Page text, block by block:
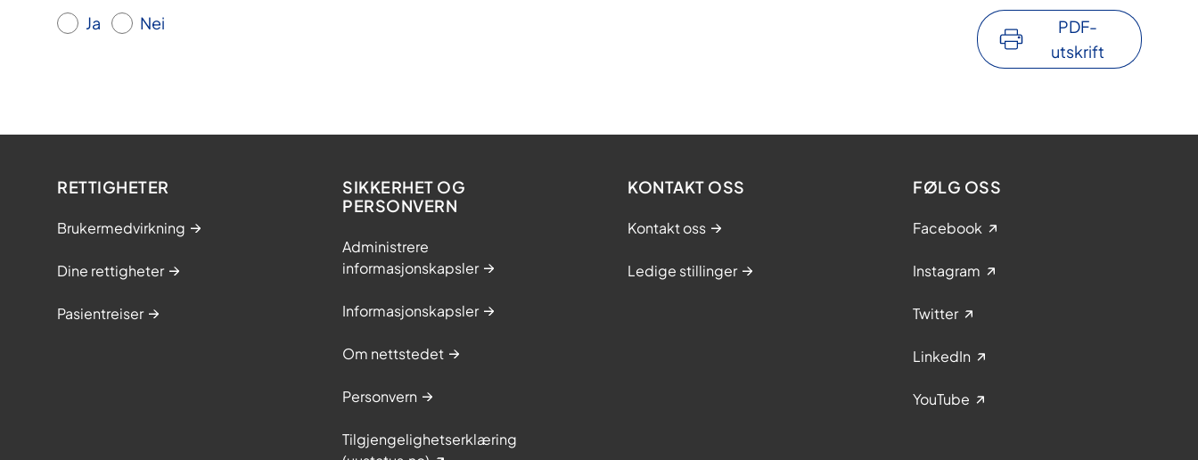
Ja Nei
PDF-
utskrift
RETTIGHETER
Brukermedvirkning
Dine rettigheter
Pasientreiser
SIKKERHET OG
PERSONVERN
Administrere
informasjonskapsler
Informasjonskapsler
Om nettstedet
Personvern
Tilgjengelighetserklæring
KONTAKT OSS
Kontakt oss
Ledige stillinger
FØLG OSS
Facebook
Instagram
Twitter
LinkedIn
YouTube